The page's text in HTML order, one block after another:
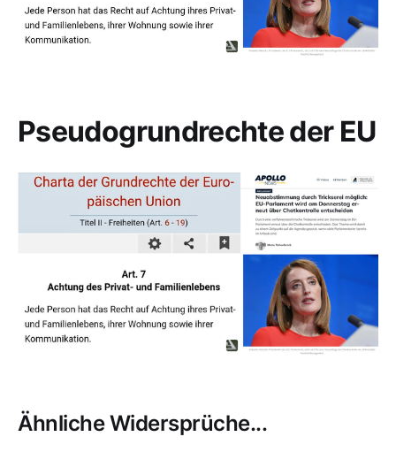
Pseudogrundrechte der EU
Ähnliche Widersprüche...